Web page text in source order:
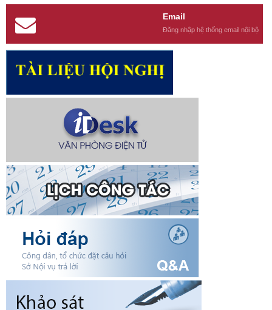
Email
Đăng nhập hệ thống email nội bộ